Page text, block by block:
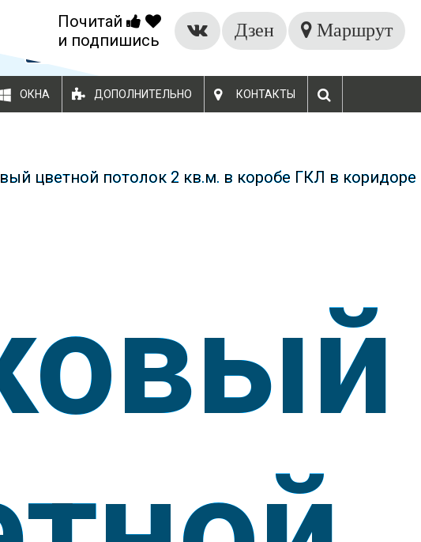
БЕСПЛАТНЫЙ ЗАМЕР
ОКНА ДОПОЛНИТЕЛЬНО КОНТАКТЫ
Почитай
и подпишись
Дзен Маршрут
цветной потолок 2 кв.м. в коробе ГКЛ в коридоре